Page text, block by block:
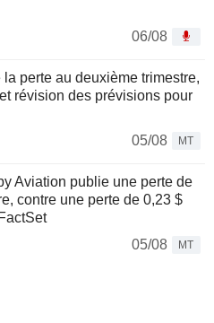
06/08
perte au deuxième trimestre,
révision des prévisions pour
05/08
MT
Aviation publie une perte de
contre une perte de 0,23 $
05/08
MT